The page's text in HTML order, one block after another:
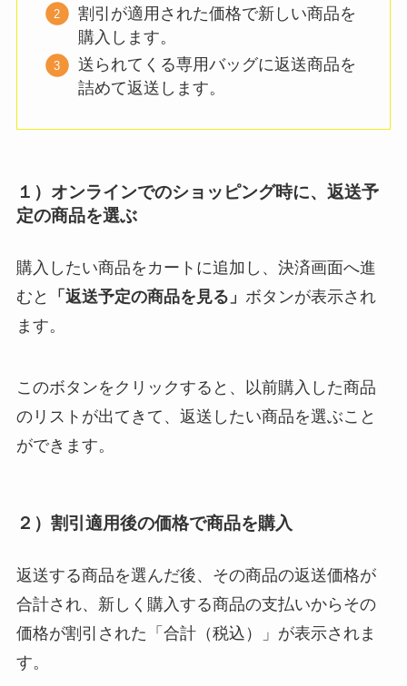
割引が適用された価格で新しい商品を
購入します。
送られてくる専用バッグに返送商品を
詰めて返送します。
１）オンラインでのショッピング時に、返送予
定の商品を選ぶ
購入したい商品をカートに追加し、決済画面へ進
むと
「返送予定の商品を見る」 ボタンが表示され
ます。
このボタンをクリックすると、以前購入した商品
のリストが出てきて、返送したい商品を選ぶこと
ができます。
２）割引適用後の価格で商品を購入
返送する商品を選んだ後、その商品の返送価格が
合計され、新しく購入する商品の支払いからその
価格が割引された「合計（税込）」が表示されま
す。